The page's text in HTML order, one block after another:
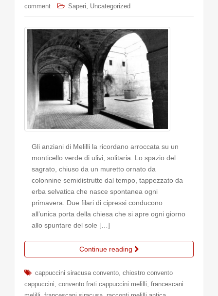
comment
Saperi, Uncategorized
Gli anziani di Melilli la ricordano arroccata su un
monticello verde di ulivi, solitaria. Lo spazio del
sagrato, chiuso da un muretto ornato da
colonnine semidistrutte dal tempo, tappezzato da
erba selvatica che nasce spontanea ogni
primavera. Due filari di cipressi conducono
all’unica porta della chiesa che si apre ogni giorno
allo spuntare del sole […]
Continue reading
cappuccini siracusa convento, chiostro convento
cappuccini, convento frati cappuccini melilli, francescani